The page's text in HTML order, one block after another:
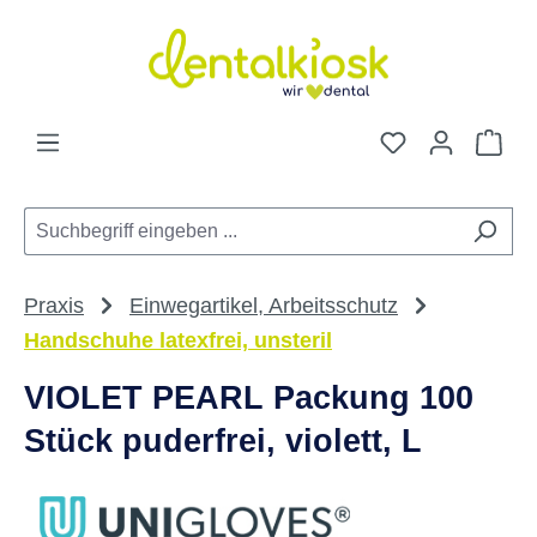
Zum Hauptinhalt springen
Du hast 0
Praxis
Einwegartikel, Arbeitsschutz
Handschuhe latexfrei, unsteril
VIOLET PEARL Packung 100
Stück puderfrei, violett, L